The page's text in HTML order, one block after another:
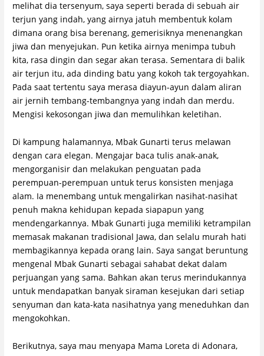
melihat dia tersenyum, saya seperti berada di sebuah air
terjun yang indah, yang airnya jatuh membentuk kolam
dimana orang bisa berenang, gemerisiknya menenangkan
jiwa dan menyejukan. Pun ketika airnya menimpa tubuh
kita, rasa dingin dan segar akan terasa. Sementara di balik
air terjun itu, ada dinding batu yang kokoh tak tergoyahkan.
Pada saat tertentu saya merasa diayun-ayun dalam aliran
air jernih tembang-tembangnya yang indah dan merdu.
Mengisi kekosongan jiwa dan memulihkan keletihan.
Di kampung halamannya, Mbak Gunarti terus melawan
dengan cara elegan. Mengajar baca tulis anak-anak,
mengorganisir dan melakukan penguatan pada
perempuan-perempuan untuk terus konsisten menjaga
alam. Ia menembang untuk mengalirkan nasihat-nasihat
penuh makna kehidupan kepada siapapun yang
mendengarkannya. Mbak Gunarti juga memiliki ketrampilan
memasak makanan tradisional Jawa, dan selalu murah hati
membagikannya kepada orang lain. Saya sangat beruntung
mengenal Mbak Gunarti sebagai sahabat dekat dalam
perjuangan yang sama. Bahkan akan terus merindukannya
untuk mendapatkan banyak siraman kesejukan dari setiap
senyuman dan kata-kata nasihatnya yang meneduhkan dan
mengokohkan.
Berikutnya, saya mau menyapa Mama Loreta di Adonara,